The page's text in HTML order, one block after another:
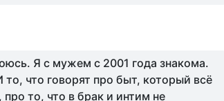
Я с мужем с 2001 года знакома.
что говорят про быт, который всё
то, что в брак и интим не